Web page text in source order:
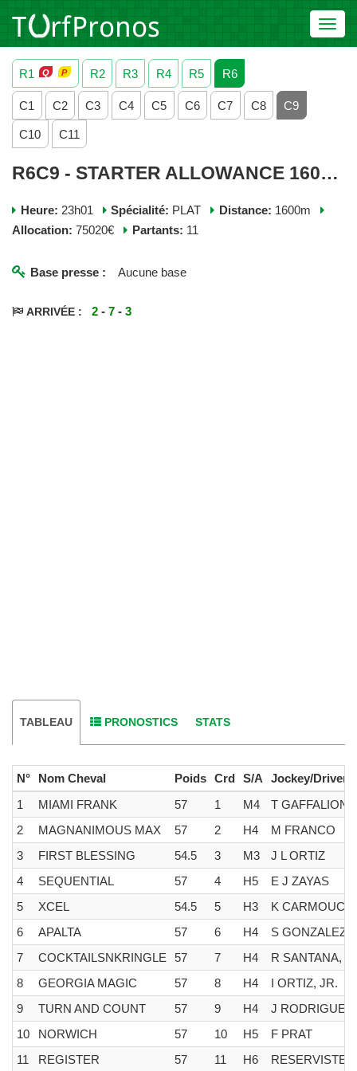
R1
R2 R3 R4 R5 R6
C1 C2 C3 C4 C5 C6 C7 C8 C9
C10 C11
R6C9 - STARTER ALLOWANCE 1600 - JEUDI 04 JUIN 2026
Heure: 23h01 Spécialité: PLAT Distance: 1600m
Allocation: 75020€ Partants: 11
Base presse : Aucune base
ARRIVÉE : 2 -7 -3
TABLEAU PRONOSTICS STATS
N° Nom Cheval Poids Crd S/A
Jockey/Driver
1
MIAMI FRANK 57 1 M4
T GAFFALIONE
2
MAGNANIMOUS MAX 57 2 H4
M FRANCO
3
FIRST BLESSING 54.5 3 M3
J L ORTIZ
4
SEQUENTIAL 57 4 H5
E J ZAYAS
5
XCEL 54.5 5 H3
K
6
APALTA 57 6 H4
S GONZALEZ
7
COCKTAILSNKRINGLE 57 7 H4
R SANTANA,
8
GEORGIA MAGIC 57 8 H4
I ORTIZ, JR.
9
TURN AND COUNT 57 9 H4
J RODRIGUEZ
10
NORWICH 57 10 H5
F PRAT
11
REGISTER 57 11 H6 RESERVISTE